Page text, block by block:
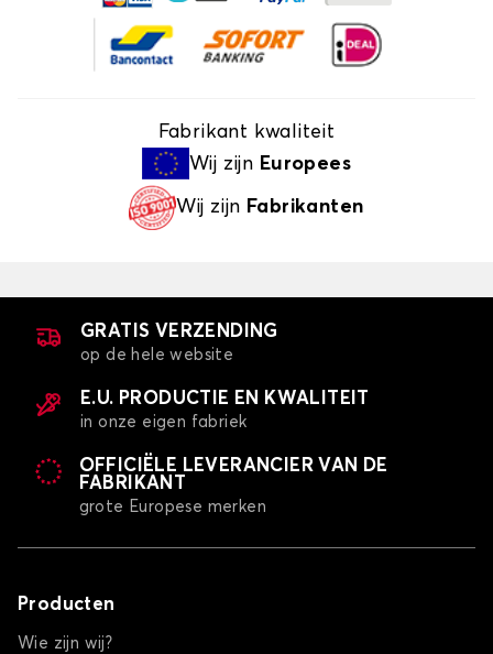
Fabrikant kwaliteit
Wij zijn Europees
Wij zijn Fabrikanten
GRATIS VERZENDING
op de hele website
E.U. PRODUCTIE EN KWALITEIT
in onze eigen fabriek
OFFICIËLE LEVERANCIER VAN DE
FABRIKANT
grote Europese merken
Producten
Wie zijn wij?